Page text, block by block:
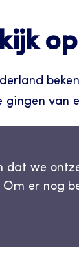
gingen van
dat we
Om er nog